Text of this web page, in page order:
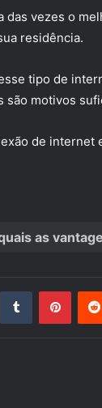
vezes o
residência.
tipo de
motivos
de internet
as
Tumblr